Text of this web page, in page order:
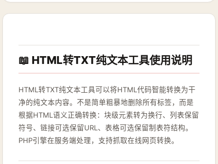
📖 HTML转TXT纯文本工具使用说明
HTML转TXT纯文本工具可以将HTML代码智能转换为干
净的纯文本内容。不是简单粗暴地删除所有标签，而是
根据HTML语义正确转换：块级元素转为换行、列表保留
符号、链接可选保留URL、表格可选保留制表符结构。
PHP引擎在服务端处理，支持抓取在线网页转换。